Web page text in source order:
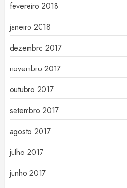
fevereiro 2018
janeiro 2018
dezembro 2017
novembro 2017
outubro 2017
setembro 2017
agosto 2017
julho 2017
junho 2017